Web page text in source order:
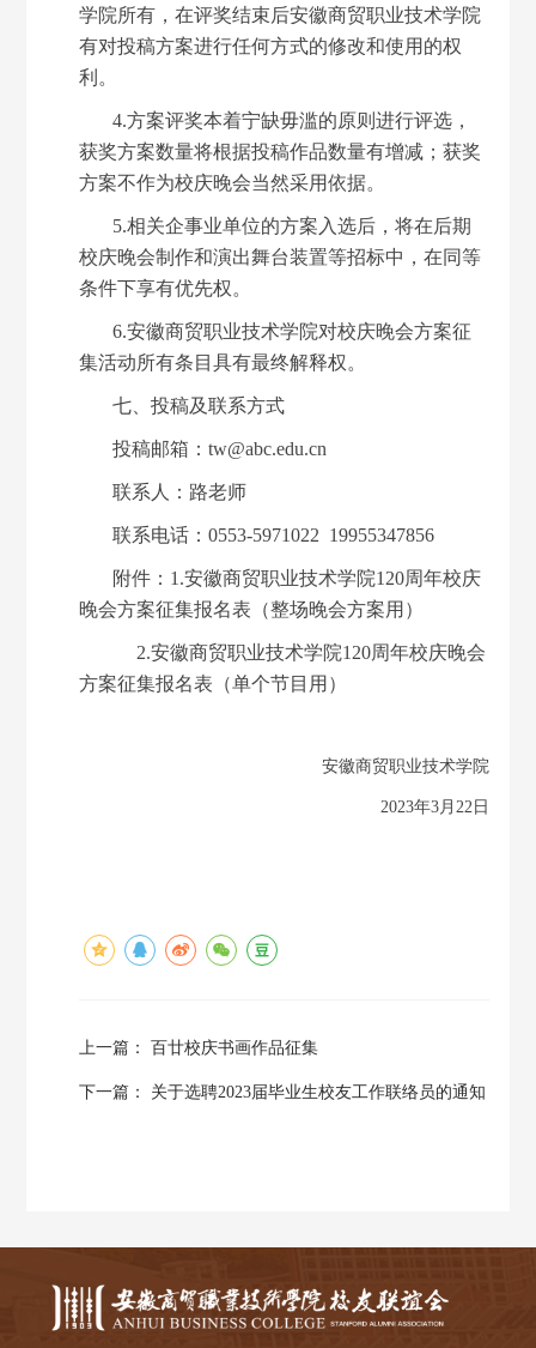
学院所有，在评奖结束后安徽商贸职业技术学院
有对投稿方案进行任何方式的修改和使用的权
利。
4.方案评奖本着宁缺毋滥的原则进行评选，
获奖方案数量将根据投稿作品数量有增减；获奖
方案不作为校庆晚会当然采用依据。
5.相关企事业单位的方案入选后，将在后期
校庆晚会制作和演出舞台装置等招标中，在同等
条件下享有优先权。
6.安徽商贸职业技术学院对校庆晚会方案征
集活动所有条目具有最终解释权。
七、投稿及联系方式
投稿邮箱：tw@abc.edu.cn
联系人： 路老师
联系电话：0553-5971022 19955347856
附件： 1.安徽商贸职业技术学院120周年校庆
晚会方案征集报名表 （整场晚会方案用）
2.安徽商贸职业技术学院120周年校庆晚会
方案征集报名表（单个节目用）
安徽商贸职业技术学院
2023年3月22日
上一篇： 百廿校庆书画作品征集
下一篇： 关于选聘2023届毕业生校友工作联络员的通知